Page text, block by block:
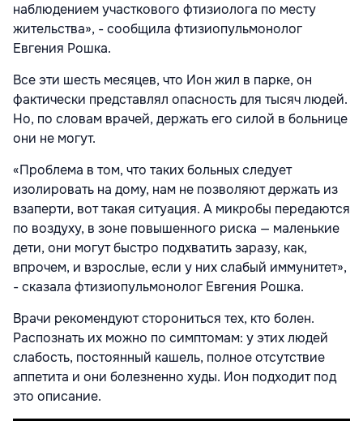
наблюдением участкового фтизиолога по месту
жительства», - сообщила фтизиопульмонолог
Евгения Рошка.
Все эти шесть месяцев, что Ион жил в парке, он
фактически представлял опасность для тысяч людей.
Но, по словам врачей, держать его силой в больнице
они не могут.
«Проблема в том, что таких больных следует
изолировать на дому, нам не позволяют держать из
взаперти, вот такая ситуация. А микробы передаются
по воздуху, в зоне повышенного риска — маленькие
дети, они могут быстро подхватить заразу, как,
впрочем, и взрослые, если у них слабый иммунитет»,
- сказала фтизиопульмонолог Евгения Рошка.
Врачи рекомендуют сторониться тех, кто болен.
Распознать их можно по симптомам: у этих людей
слабость, постоянный кашель, полное отсутствие
аппетита и они болезненно худы. Ион подходит под
это описание.